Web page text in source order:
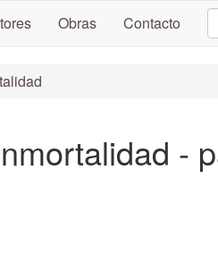
Obras Contacto
-